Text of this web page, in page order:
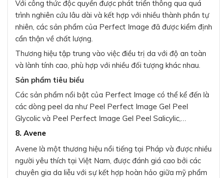
Với công thức độc quyền được phát triển thông qua quá
trình nghiên cứu lâu dài và kết hợp với nhiều thành phần tự
nhiên, các sản phẩm của Perfect Image đã được kiểm định
cẩn thận về chất lượng.
Thương hiệu tập trung vào việc điều trị da với độ an toàn
và lành tính cao, phù hợp với nhiều đối tượng khác nhau.
Sản phẩm tiêu biểu
Các sản phẩm nổi bật của Perfect Image có thể kể đến là
các dòng peel da như Peel Perfect Image Gel Peel
Glycolic và Peel Perfect Image Gel Peel Salicylic,…
8. Avene
Avene là một thương hiệu nổi tiếng tại Pháp và được nhiều
người yêu thích tại Việt Nam, được đánh giá cao bởi các
chuyên gia da liễu với sự kết hợp hoàn hảo giữa mỹ phẩm